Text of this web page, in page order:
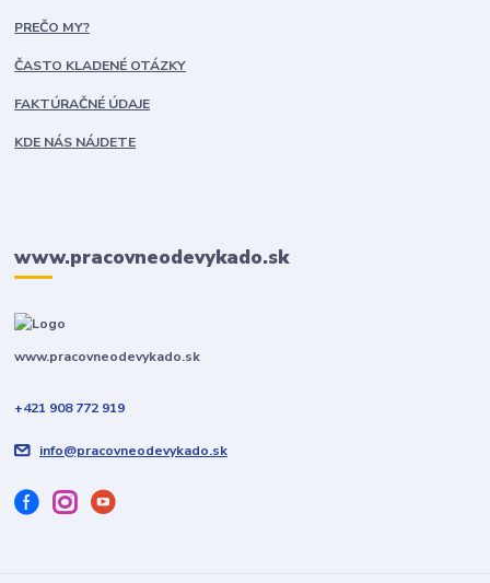
PREČO MY?
ČASTO KLADENÉ OTÁZKY
FAKTÚRAČNÉ ÚDAJE
KDE NÁS NÁJDETE
www.pracovneodevykado.sk
www.pracovneodevykado.sk
+421 908 772 919
info@pracovneodevykado.sk